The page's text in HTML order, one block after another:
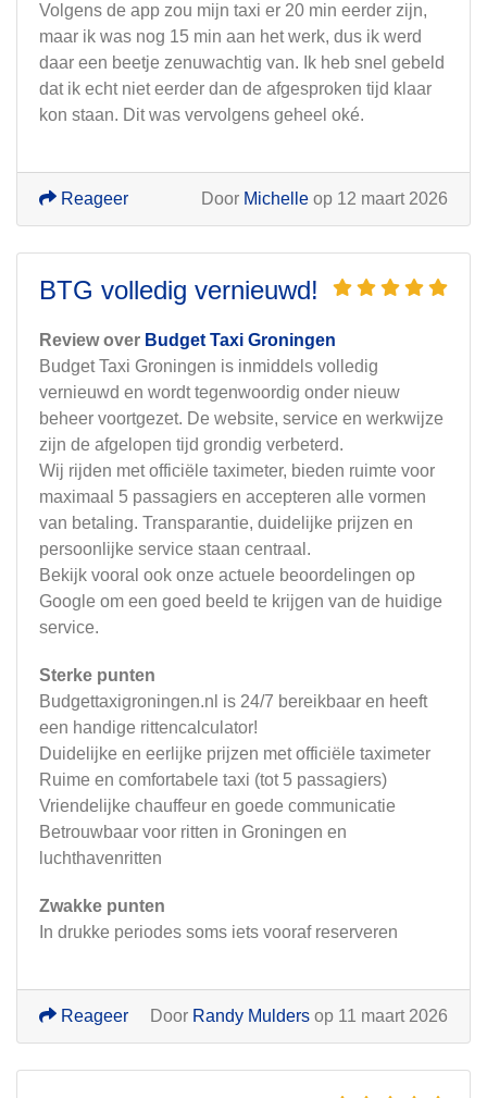
Volgens de app zou mijn taxi er 20 min eerder zijn,
maar ik was nog 15 min aan het werk, dus ik werd
daar een beetje zenuwachtig van. Ik heb snel gebeld
dat ik echt niet eerder dan de afgesproken tijd klaar
kon staan. Dit was vervolgens geheel oké.
Door Michelle op 12 maart 2026
Reageer
BTG volledig vernieuwd!
Review over Budget Taxi Groningen
Budget Taxi Groningen is inmiddels volledig
vernieuwd en wordt tegenwoordig onder nieuw
beheer voortgezet. De website, service en werkwijze
zijn de afgelopen tijd grondig verbeterd.
Wij rijden met officiële taximeter, bieden ruimte voor
maximaal 5 passagiers en accepteren alle vormen
van betaling. Transparantie, duidelijke prijzen en
persoonlijke service staan centraal.
Bekijk vooral ook onze actuele beoordelingen op
Google om een goed beeld te krijgen van de huidige
service.
Sterke punten
Budgettaxigroningen.nl is 24/7 bereikbaar en heeft
een handige rittencalculator!
Duidelijke en eerlijke prijzen met officiële taximeter
Ruime en comfortabele taxi (tot 5 passagiers)
Vriendelijke chauffeur en goede communicatie
Betrouwbaar voor ritten in Groningen en
luchthavenritten
Zwakke punten
In drukke periodes soms iets vooraf reserveren
Door Randy Mulders op 11 maart 2026
Reageer